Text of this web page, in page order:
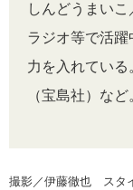
しんどうまい
ラジオ等で活
力を入れている
（宝島社）など
撮影／伊藤徹也 スタ